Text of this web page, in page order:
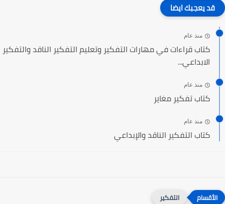
قد يعجبك ايضا
منذ عام
كتاب قراءات في مهارات التفكير وتعليم التفكير الناقد والتفكير
الابداعي...
منذ عام
كتاب تفكير مغاير
منذ عام
كتاب التفكير الناقد والإبداعي
التفكير